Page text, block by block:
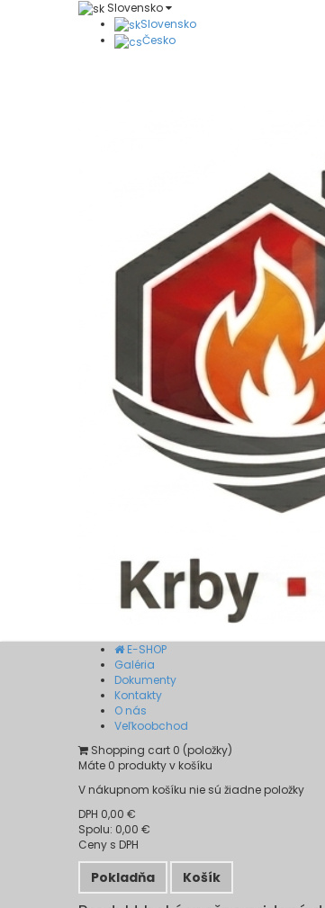
Slovensko
Slovensko
Česko
E-SHOP
Galéria
Dokumenty
Kontakty
O nás
Veľkoobchod
Shopping cart 0 (položky)
Máte 0 produkty v košíku
V nákupnom košíku nie sú žiadne položky
DPH 0,00 €
Spolu: 0,00 €
Ceny s DPH
Pokladňa Košík